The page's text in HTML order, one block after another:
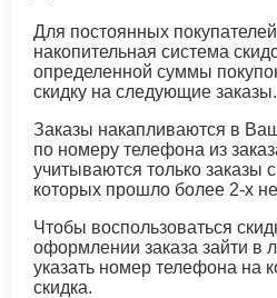
Для постоянных
накопительная система
определенной суммы
скидку на следующие заказы.
Заказы накапливаются в
по номеру телефона из
учитываются только заказы
которых прошло более 2-х
Чтобы воспользоваться
оформлении заказа зайти в
указать номер телефона на
скидка.